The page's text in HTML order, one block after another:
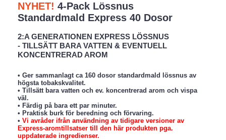
NYHET! 4-Pack Lössnus
Standardmald Express 40 Dosor
2:A GENERATIONEN EXPRESS LÖSSNUS
- TILLSÄTT BARA VATTEN & EVENTUELL
KONCENTRERAD AROM
• Ger sammanlagt ca 160 dosor standardmald lössnus av
högsta tobakskvalitet.
• Tillsätt bara vatten och ev. koncentrerad arom och vispa
väl.
• Färdig på bara ett par minuter.
• Praktisk burk för beredning och förvaring.
• Vi avråder ifrån användning av tidigare versioner av
Express-aromtillsatser till den här produkten pga.
uppdaterade ingredienser.